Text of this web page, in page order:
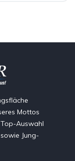
Mottos
Auswahl
Jung-